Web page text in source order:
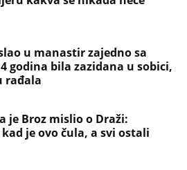
u manastir zajedno sa
godina bila zazidana u sobici,
rađala
je Broz mislio o Draži:
je ovo čula, a svi ostali